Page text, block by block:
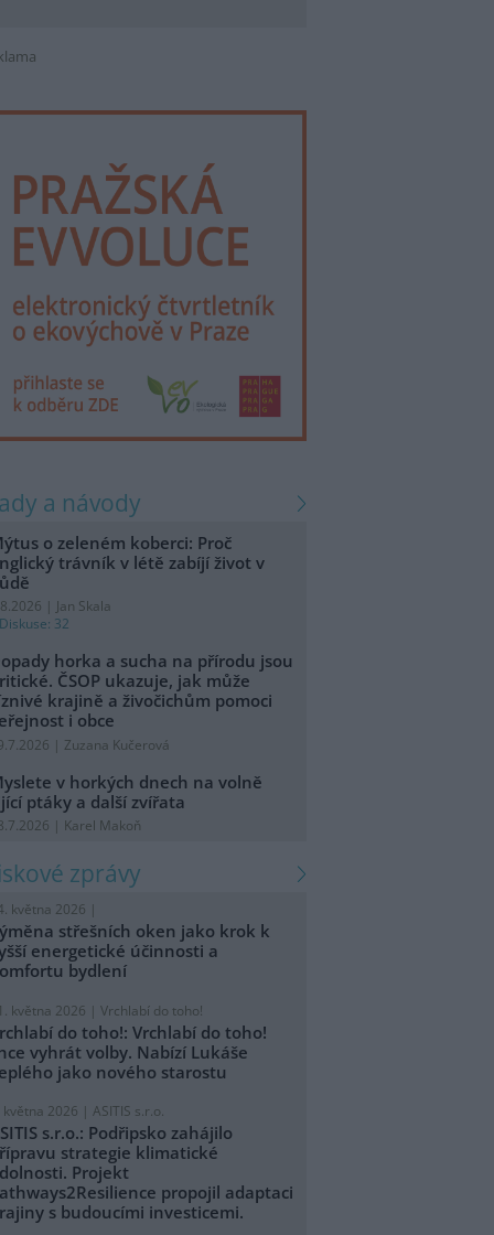
a návody
o zeleném koberci: Proč
trávník v létě zabíjí život v
| Jan Skala
Diskuse: 32
horka a sucha na přírodu jsou
ČSOP ukazuje, jak může
krajině a živočichům pomoci
i obce
| Zuzana Kučerová
v horkých dnech na volně
ptáky a další zvířata
| Karel Makoň
zprávy
května 2026 |
střešních oken jako krok k
energetické účinnosti a
bydlení
května 2026 | Vrchlabí do toho!
do toho!: Vrchlabí do toho!
vyhrát volby. Nabízí Lukáše
jako nového starostu
května 2026 | ASITIS s.r.o.
s.r.o.: Podřipsko zahájilo
strategie klimatické
Projekt
propojil adaptaci
s budoucími investicemi.